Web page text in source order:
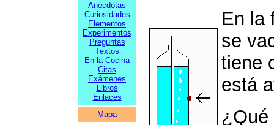
Anécdotas
Curiosidades
Elementos
Experimentos
Preguntas
Textos
En la Cocina
Citas
Exámenes
Libros
Enlaces
Mapa
En la
se
tiene
está
¿Qué